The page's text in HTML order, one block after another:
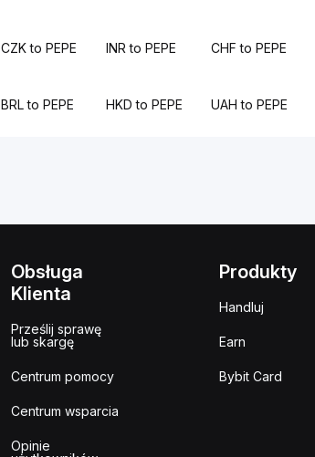
CZK to PEPE INR to PEPE CHF to PEPE
BRL to PEPE HKD to PEPE UAH to PEPE
Obsługa
Klienta
Prześlij sprawę
lub skargę
Centrum pomocy
Centrum wsparcia
Opinie
Produkty
Handluj
Earn
Bybit Card